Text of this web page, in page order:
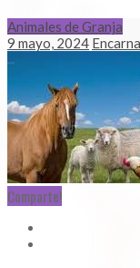
Animales de Granja
9 mayo, 2024
Comparte!